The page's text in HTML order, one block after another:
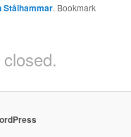
Stålhammar. Bookmark